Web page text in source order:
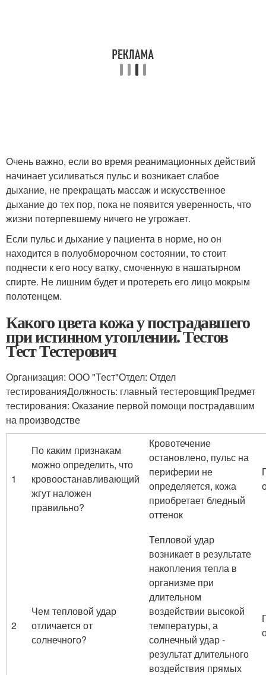
Очень важно, если во время реанимационных действий
начинает усиливаться пульс и возникает слабое
дыхание, не прекращать массаж и искусственное
дыхание до тех пор, пока не появится уверенность, что
жизни потерпевшему ничего не угрожает.
Если пульс и дыхание у пациента в норме, но он
находится в полуобморочном состоянии, то стоит
поднести к его носу ватку, смоченную в нашатырном
спирте. Не лишним будет и протереть его лицо мокрым
полотенцем.
Какого цвета кожа у пострадавшего
при истинном утоплении. Тестов
Тест Тестерович
Организация: ООО "Тест"Отдел: Отдел
тестированияДолжность: главный тестеровщикПредмет
тестирования: Оказание первой помощи пострадавшим
на производстве
1
По каким признакам
можно определить, что
кровоостанавливающий
жгут наложен
правильно?
Кровотечение
остановлено, пульс на
периферии не
определяется, кожа
приобретает бледный
оттенок
2
Чем тепловой удар
отличается от
солнечного?
Тепловой удар
возникает в результате
накопления тепла в
организме при
длительном
воздействии высокой
температуры, а
солнечный удар -
результат длительного
воздействия прямых